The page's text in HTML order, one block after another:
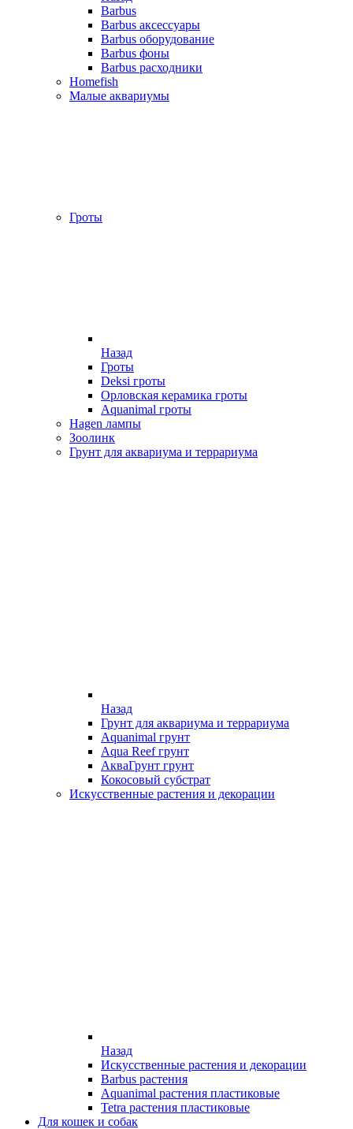
Barbus
Barbus аксессуары
Barbus оборудование
Barbus фоны
Barbus расходники
Homefish
Малые аквариумы
Гроты
Назад
Гроты
Deksi гроты
Орловская керамика гроты
Aquanimal гроты
Hagen лампы
Зоолинк
Грунт для аквариума и террариума
Назад
Грунт для аквариума и террариума
Aquanimal грунт
Aqua Reef грунт
АкваГрунт грунт
Кокосовый субстрат
Искусственные растения и декорации
Назад
Искусственные растения и декорации
Barbus растения
Aquanimal растения пластиковые
Tetra растения пластиковые
Для кошек и собак